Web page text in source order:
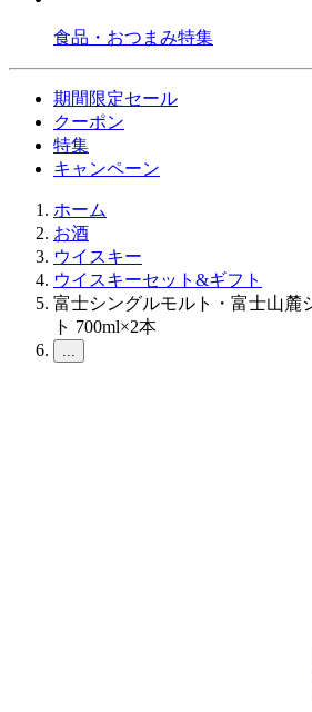
食品・おつまみ特集
期間限定セール
クーポン
特集
キャンペーン
ホーム
お酒
ウイスキー
ウイスキーセット&ギフト
富士シングルモルト・富士山麓
ト 700ml×2本
...